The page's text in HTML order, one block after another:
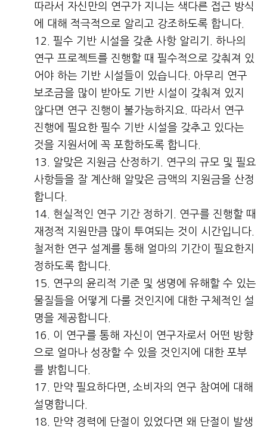
따라서 자신만의 연구가 지니는 색다른 접근 방식
에 대해 적극적으로 알리고 강조하도록 합니다.
필수 기반 시설을 갖춘 사항 알리기. 하나의
연구 프로젝트를 진행할 때 필수적으로 갖춰져 있
어야 하는 기반 시설들이 있습니다. 아무리 연구
보조금을 많이 받아도 기반 시설이 갖춰져 있지
않다면 연구 진행이 불가능하지요. 따라서 연구
진행에 필요한 필수 기반 시설을 갖추고 있다는
것을 지원서에 꼭 포함하도록 합니다.
알맞은 지원금 산정하기. 연구의 규모 및 필요
사항들을 잘 계산해 알맞은 금액의 지원금을 산정
합니다.
현실적인 연구 기간 정하기. 연구를 진행할 때
재정적 지원만큼 많이 투여되는 것이 시간입니다.
철저한 연구 설계를 통해 얼마의 기간이 필요한지
정하도록 합니다.
연구의 윤리적 기준 및 생명에 유해할 수 있는
물질들을 어떻게 다룰 것인지에 대한 구체적인 설
명을 제공합니다.
이 연구를 통해 자신이 연구자로서 어떤 방향
으로 얼마나 성장할 수 있을 것인지에 대한 포부
를 밝힙니다.
만약 필요하다면, 소비자의 연구 참여에 대해
설명합니다.
만약 경력에 단절이 있었다면 왜 단절이 발생